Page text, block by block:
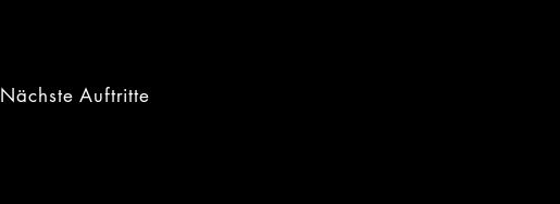
Nächste Auftritte